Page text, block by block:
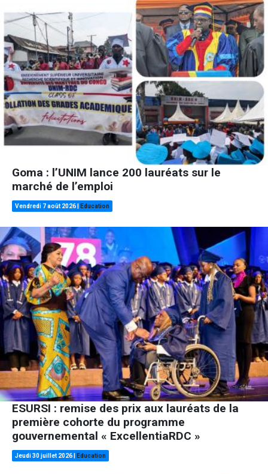
Goma : l’UNIM lance 200 lauréats sur le
marché de l’emploi
Vendredi 7 août 2026 Education
ESURSI : remise des prix aux lauréats de la
première cohorte du programme
gouvernemental « ExcellentiaRDC »
Jeudi 30 juillet 2026 Education